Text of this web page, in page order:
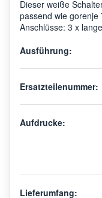
Dieser weiße
passend wie
Anschlüsse: 3 x
Ausführung:
Ersatzteilenummer:
Aufdrucke:
Lieferumfang: